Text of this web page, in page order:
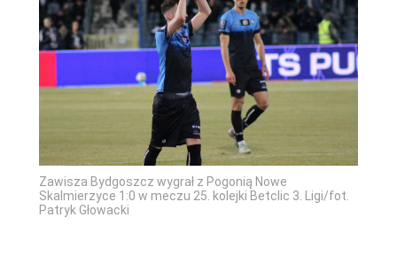
Zawisza Bydgoszcz wygrał z Pogonią Nowe
Skalmierzyce 1:0 w meczu 25. kolejki Betclic 3. Ligi/fot.
Patryk Głowacki